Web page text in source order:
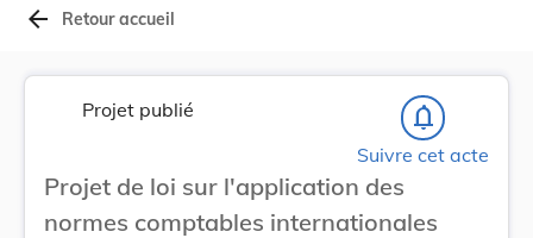
arrow_back Retour accueil
Projet publié notifications_none
Suivre cet acte
Projet de loi sur l'application des
normes comptables internationales